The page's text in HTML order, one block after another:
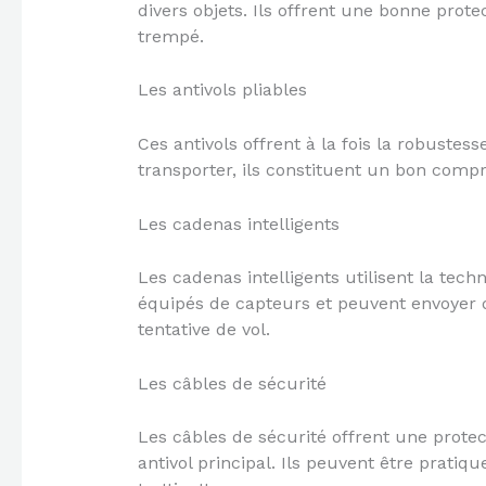
divers objets. Ils offrent une bonne
trempé.
Les antivols pliables
Ces antivols offrent à la fois la
transporter, ils constituent un bon
Les cadenas intelligents
Les cadenas intelligents utilisent la
équipés de capteurs et peuvent
tentative de vol.
Les câbles de sécurité
Les câbles de sécurité offrent une
antivol principal. Ils peuvent être